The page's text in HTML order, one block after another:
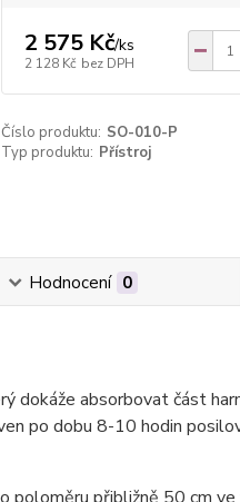
2 575 Kč/ks
2 128 Kč bez DPH
Číslo produktu: SO-010-P
Typ produktu: Přístroj
Hodnocení 0
absorbovat část
po dobu 8-10 hodin